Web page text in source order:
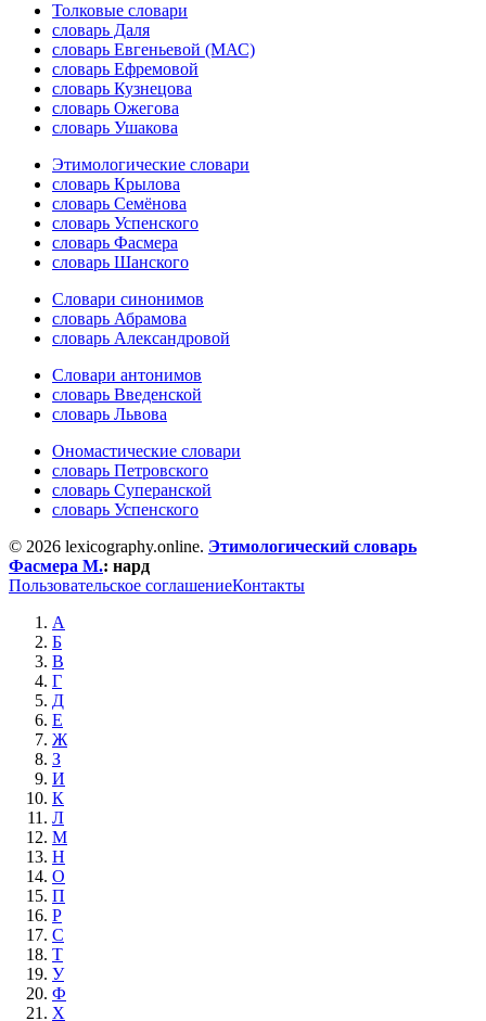
Толковые словари
словарь Даля
словарь Евгеньевой (МАС)
словарь Ефремовой
словарь Кузнецова
словарь Ожегова
словарь Ушакова
Этимологические словари
словарь Крылова
словарь Семёнова
словарь Успенского
словарь Фасмера
словарь Шанского
Словари синонимов
словарь Абрамова
словарь Александровой
Словари антонимов
словарь Введенской
словарь Львова
Ономастические словари
словарь Петровского
словарь Суперанской
словарь Успенского
© 2026 lexicography.online. Этимологический словарь
Фасмера М.: нард
Пользовательское соглашениеКонтакты
А
Б
В
Г
Д
Е
Ж
З
И
К
Л
М
Н
О
П
Р
С
Т
У
Ф
Х